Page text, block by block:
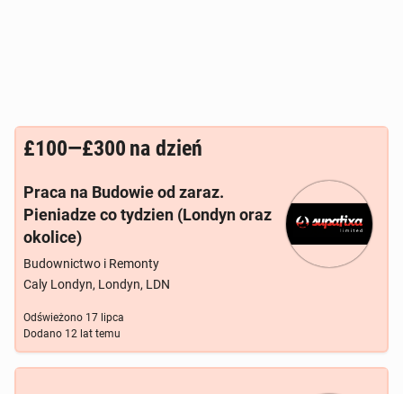
£100—£300 na dzień
Praca na Budowie od zaraz.
Pieniadze co tydzien (Londyn oraz
okolice)
Budownictwo i Remonty
Caly Londyn, Londyn, LDN
Odświeżono 17 lipca
Dodano 12 lat temu